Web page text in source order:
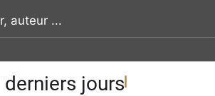
clé
jours